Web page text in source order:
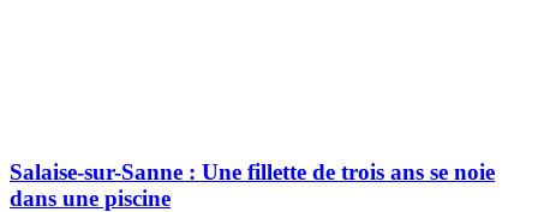
Salaise-sur-Sanne : Une fillette de trois ans se noie
dans une piscine